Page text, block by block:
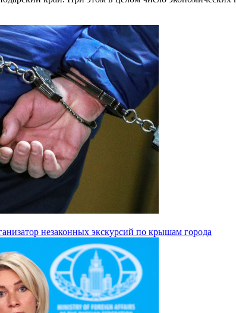
незаконных экскурсий по крышам города